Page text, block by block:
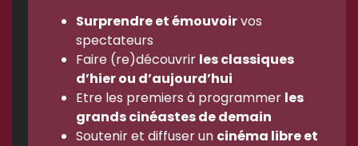
Surprendre et émouvoirvos
spectateurs
Faire (re)découvrir les classiques
d’hier ou d’aujourd’hui
Etre les premiers à programmer les
grands cinéastes de demain
Soutenir et diffuser un cinéma libre et